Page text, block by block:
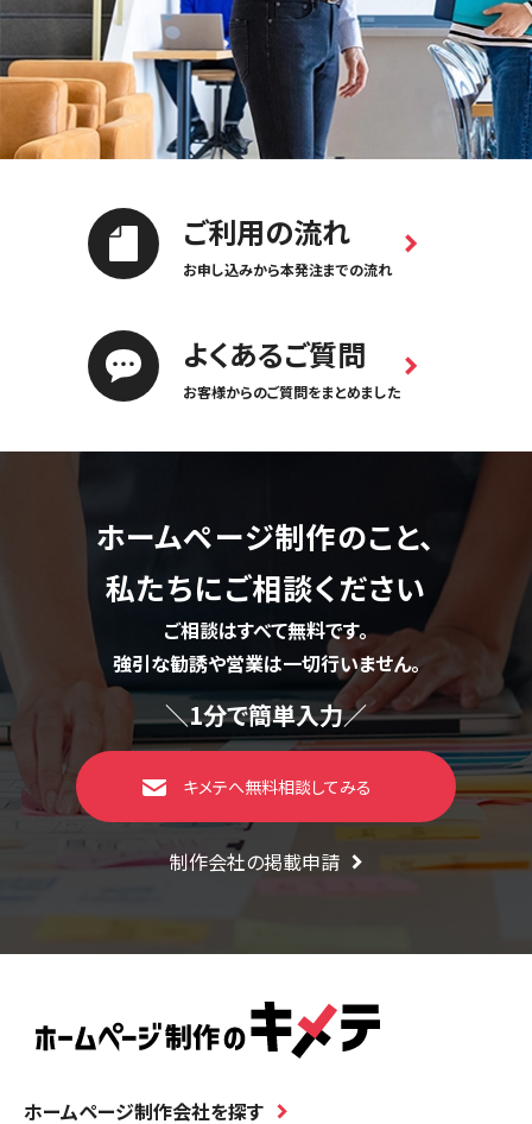
ご利用の流れ
お申し込みから本発注までの流れ
よくあるご質問
お客様からのご質問をまとめました
ホームページ制作のこと、
私たちにご相談ください
ご相談はすべて無料です。
強引な勧誘や営業は一切行いません。
＼1分で簡単入力／
キメテへ無料相談してみる
制作会社の掲載申請
ホームページ制作会社を探す